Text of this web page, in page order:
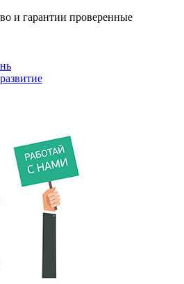
и гарантии проверенные